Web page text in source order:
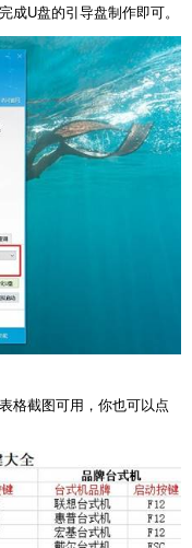
成U盘的引导盘制作即可。
格截图可用，你也可以点